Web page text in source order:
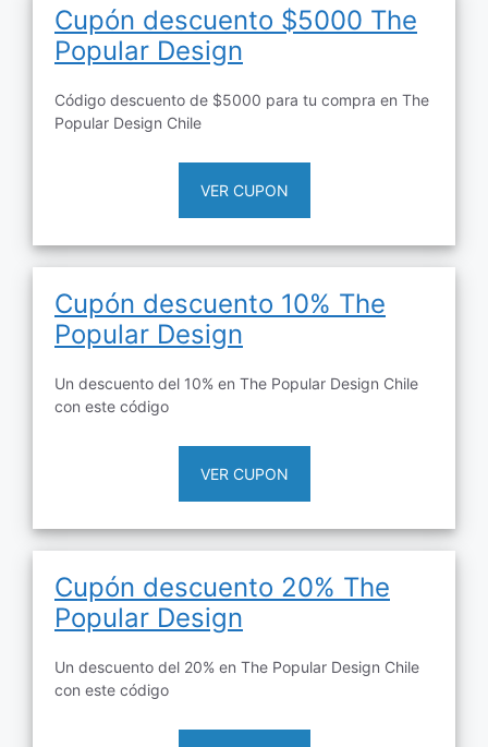
Cupón descuento $5000 The
Popular Design
Código descuento de $5000 para tu compra en The
Popular Design Chile
VER CUPON
Cupón descuento 10% The
Popular Design
Un descuento del 10% en The Popular Design Chile
con este código
VER CUPON
Cupón descuento 20% The
Popular Design
Un descuento del 20% en The Popular Design Chile
con este código